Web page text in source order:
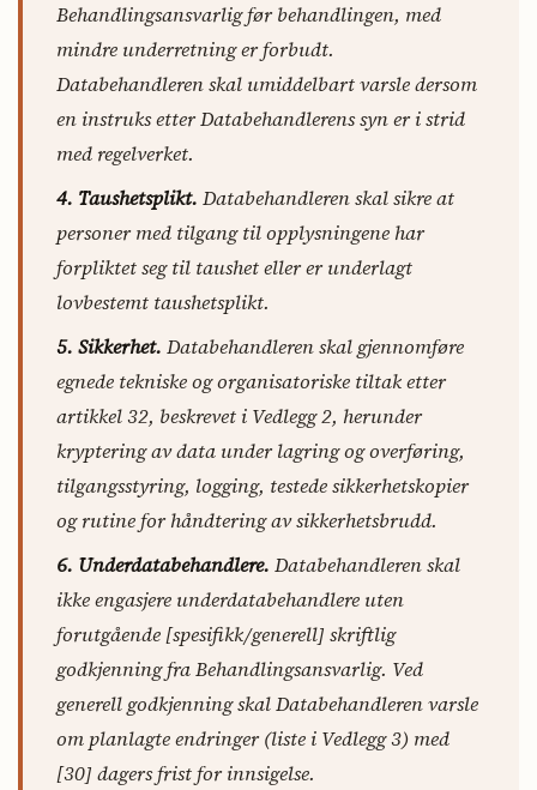
Behandlingsansvarlig før behandlingen, med
mindre underretning er forbudt.
Databehandleren skal umiddelbart varsle dersom
en instruks etter Databehandlerens syn er i strid
med regelverket.
4. Taushetsplikt. Databehandleren skal sikre at
personer med tilgang til opplysningene har
forpliktet seg til taushet eller er underlagt
lovbestemt taushetsplikt.
5. Sikkerhet. Databehandleren skal gjennomføre
egnede tekniske og organisatoriske tiltak etter
artikkel 32, beskrevet i Vedlegg 2, herunder
kryptering av data under lagring og overføring,
tilgangsstyring, logging, testede sikkerhetskopier
og rutine for håndtering av sikkerhetsbrudd.
6. Underdatabehandlere. Databehandleren skal
ikke engasjere underdatabehandlere uten
forutgående [spesifikk/generell] skriftlig
godkjenning fra Behandlingsansvarlig. Ved
generell godkjenning skal Databehandleren varsle
om planlagte endringer (liste i Vedlegg 3) med
[30] dagers frist for innsigelse.